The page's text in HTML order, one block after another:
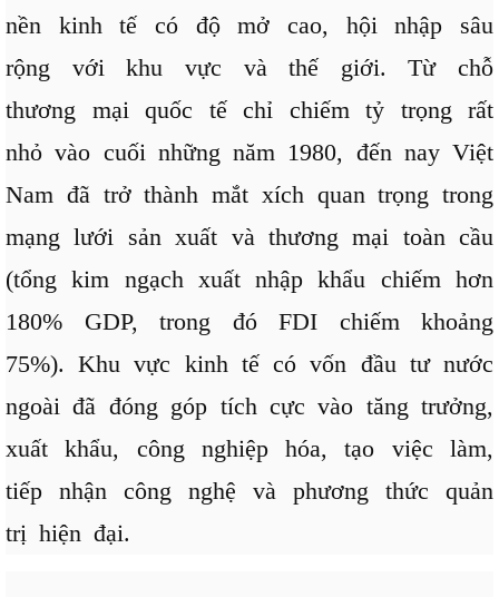
nền kinh tế có độ mở cao, hội nhập sâu
rộng với khu vực và thế giới. Từ chỗ
thương mại quốc tế chỉ chiếm tỷ trọng rất
nhỏ vào cuối những năm 1980, đến nay Việt
Nam đã trở thành mắt xích quan trọng trong
mạng lưới sản xuất và thương mại toàn cầu
(tổng kim ngạch xuất nhập khẩu chiếm hơn
180% GDP, trong đó FDI chiếm khoảng
75%). Khu vực kinh tế có vốn đầu tư nước
ngoài đã đóng góp tích cực vào tăng trưởng,
xuất khẩu, công nghiệp hóa, tạo việc làm,
tiếp nhận công nghệ và phương thức quản
trị hiện đại.